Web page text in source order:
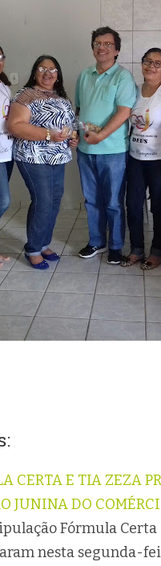
CERTA E TIA ZEZA
JUNINA DO
Fórmula
nesta segunda-